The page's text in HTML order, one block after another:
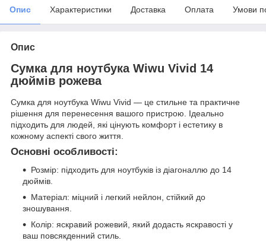
Опис Характеристики Доставка Оплата Умови
Опис
Сумка для ноутбука Wiwu Vivid 14
дюймів рожева
Сумка для ноутбука Wiwu Vivid — це стильне та практичне
рішення для перенесення вашого пристрою. Ідеально
підходить для людей, які цінують комфорт і естетику в
кожному аспекті свого життя.
Основні особливості:
Розмір: підходить для ноутбуків із діагоналлю до 14
дюймів.
Матеріал: міцний і легкий нейлон, стійкий до
зношування.
Колір: яскравий рожевий, який додасть яскравості у
ваш повсякденний стиль.